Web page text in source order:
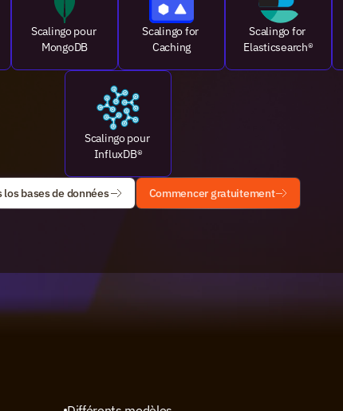
Scalingo pour
MongoDB
Scalingo for
Caching
Scalingo for
Elasticsearch®
Scalingo pour
InfluxDB®
los bases de données Commencer gratuitement